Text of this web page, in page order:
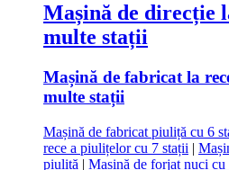
Mașină de direcție
multe stații
Mașină de fabricat la
multe stații
Mașină de fabricat piuliță cu 6
rece a piulițelor cu 7 stații |
piuliță | Mașină de forjat nuci cu